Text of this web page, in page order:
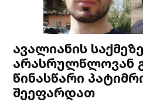
ავალიანის
არასრულწლოვან
წინასწარი
შეეფარდათ